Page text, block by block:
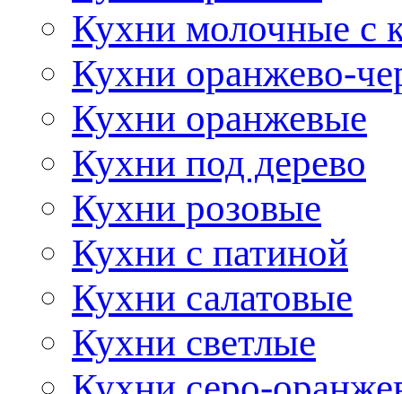
Кухни молочные с
Кухни оранжево-
Кухни оранжевые
Кухни под дерево
Кухни розовые
Кухни с патиной
Кухни салатовые
Кухни светлые